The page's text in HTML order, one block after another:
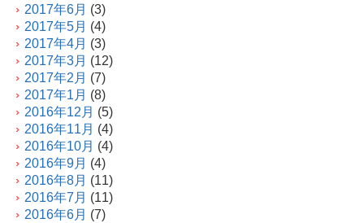
2017年6月 (3)
2017年5月 (4)
2017年4月 (3)
2017年3月 (12)
2017年2月 (7)
2017年1月 (8)
2016年12月 (5)
2016年11月 (4)
2016年10月 (4)
2016年9月 (4)
2016年8月 (11)
2016年7月 (11)
2016年6月 (7)